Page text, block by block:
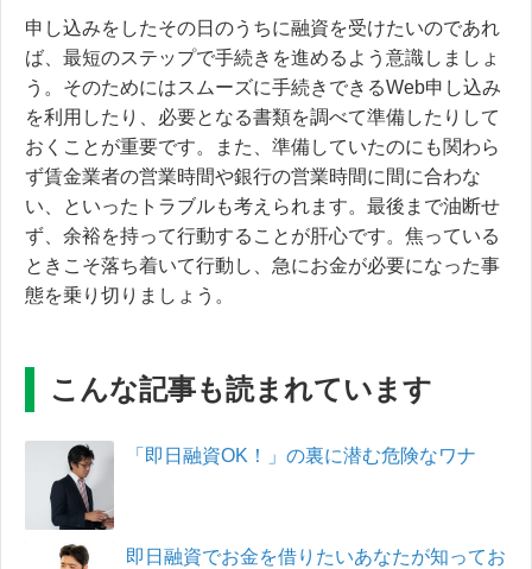
申し込みをしたその日のうちに融資を受けたいのであれ
ば、最短のステップで手続きを進めるよう意識しましょ
う。そのためにはスムーズに手続きできるWeb申し込み
を利用したり、必要となる書類を調べて準備したりして
おくことが重要です。また、準備していたのにも関わら
ず賃金業者の営業時間や銀行の営業時間に間に合わな
い、といったトラブルも考えられます。最後まで油断せ
ず、余裕を持って行動することが肝心です。焦っている
ときこそ落ち着いて行動し、急にお金が必要になった事
態を乗り切りましょう。
こんな記事も読まれています
「即日融資OK！」の裏に潜む危険なワナ
即日融資でお金を借りたいあなたが知ってお